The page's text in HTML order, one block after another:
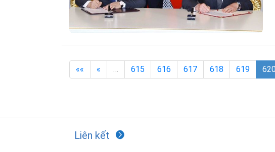
«« « … 615 616 617 618 619 620
Liên kết